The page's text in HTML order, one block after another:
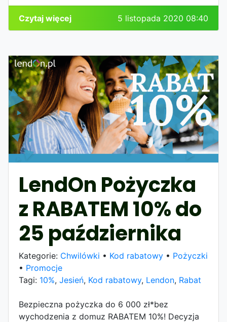
Czytaj więcej 5 listopada 2020 08:40
LendOn Pożyczka
z RABATEM 10% do
25 października
Kategorie: Chwilówki • Kod rabatowy • Pożyczki
• Promocje
Tagi: 10%, Jesień, Kod rabatowy, Lendon, Rabat
Bezpieczna pożyczka do 6 000 zł*bez
wychodzenia z domuz RABATEM 10%! Decyzja